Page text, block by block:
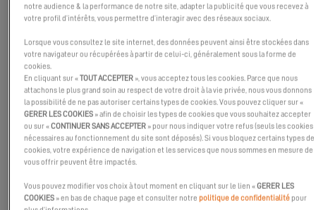
Le premier Excess dans l'état de Washington sera présent au
Anacortes Boat & Yacht show ! N'attendez plus et venez
découvrir ce catamaran qui a tous les atouts d'un grand. Nous
nous ferons un plaisir de répondre à vos demandes et échanger
avec vous sur votre projet. Le salon du bateau et du yacht
d'Anacortes, avec le Trawlerfest, arrive à Anacortes du 18 au 20
mai 2023. Le salon présente des bateaux neufs et de courtage de
toutes tailles de vos marques préférées, des concessionnaires,
notre audience & la performance de notre site, adapter la publicité que vous recevez à
votre profil d’intérêts, vous permettre d’interagir avec des réseaux sociaux.
Lorsque vous consultez le site internet, des données peuvent ainsi être stockées dans
votre navigateur ou récupérées à partir de celui-ci, généralement sous la forme de
cookies.
En cliquant sur «TOUT ACCEPTER », vous acceptez tous les cookies. Parce que nous
attachons le plus grand soin au respect de votre droit à la vie privée, nous vous donnons
la possibilité de ne pas autoriser certains types de cookies. Vous pouvez cliquer sur «
GERER LES COOKIES » afin de choisir les types de cookies que vous souhaitez accepter
ou sur «CONTINUER SANS ACCEPTER » pour nous indiquer votre refus (seuls les cookies
nécessaires au fonctionnement du site sont déposés). Si vous bloquez certains types de
cookies, votre expérience de navigation et les services que nous sommes en mesure de
vous offrir peuvent être impactés.
Vous pouvez modifier vos choix à tout moment en cliquant sur le lien «GERER LES
COOKIES » en bas de chaque page et consulter notrepolitique de confidentialitépour